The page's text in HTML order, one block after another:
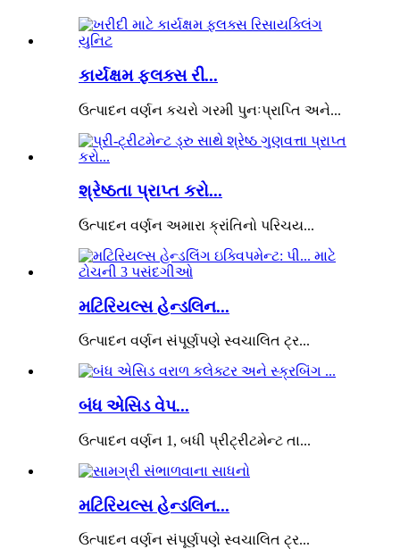
કાર્યક્ષમ ફ્લક્સ રી...
ઉત્પાદન વર્ણન કચરો ગરમી પુનઃપ્રાપ્તિ અને...
શ્રેષ્ઠતા પ્રાપ્ત કરો...
ઉત્પાદન વર્ણન અમારા ક્રાંતિનો પરિચય...
મટિરિયલ્સ હેન્ડલિન...
ઉત્પાદન વર્ણન સંપૂર્ણપણે સ્વચાલિત ટ્ર...
બંધ એસિડ વેપ...
ઉત્પાદન વર્ણન 1, બધી પ્રીટ્રીટમેન્ટ તા...
મટિરિયલ્સ હેન્ડલિન...
ઉત્પાદન વર્ણન સંપૂર્ણપણે સ્વચાલિત ટ્ર...